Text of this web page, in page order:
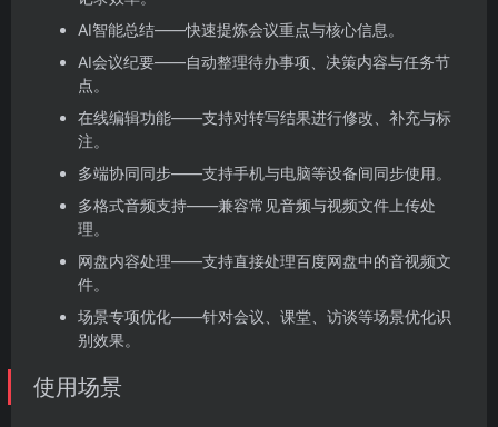
AI智能总结——快速提炼会议重点与核心信息。
AI会议纪要——自动整理待办事项、决策内容与任务节
点。
在线编辑功能——支持对转写结果进行修改、补充与标
注。
多端协同同步——支持手机与电脑等设备间同步使用。
多格式音频支持——兼容常见音频与视频文件上传处
理。
网盘内容处理——支持直接处理百度网盘中的音视频文
件。
场景专项优化——针对会议、课堂、访谈等场景优化识
别效果。
使用场景